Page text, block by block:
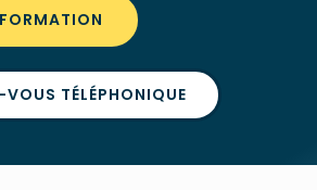
VOUS TÉLÉPHONIQUE